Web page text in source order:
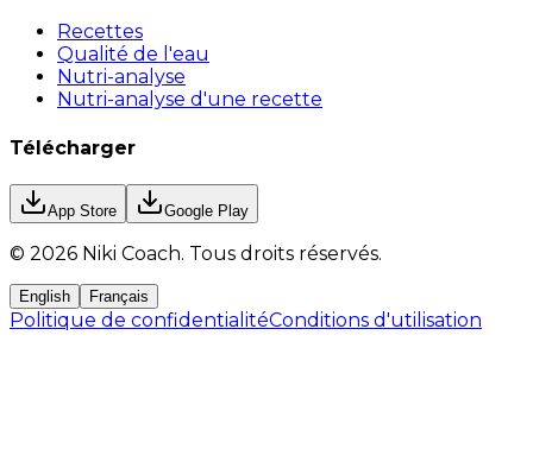
Recettes
Qualité de l'eau
Nutri-analyse
Nutri-analyse d'une recette
Télécharger
App Store Google Play
© 2026 Niki Coach. Tous droits réservés.
English Français
Politique de confidentialitéConditions d'utilisation